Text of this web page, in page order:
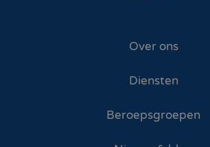
Over ons
Diensten
Beroepsgroepen